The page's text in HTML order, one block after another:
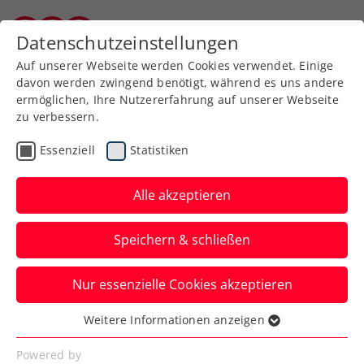
Zurück zur Newsübersicht
Turniere
Jugendturnier in
Mauthausen geht ins
Finalwochenende
Nach dem Einzel-Aus von Alexandra
Zimmer gibt es nur noch im Burschen-
Doppel heimische Titelchancen.
Verfasst von: , 12.08.2023
Datenschutzeinstellungen
Auf unserer Webseite werden Cookies verwendet. Einige
davon werden zwingend benötigt, während es uns andere
ermöglichen, Ihre Nutzererfahrung auf unserer Webseite
zu verbessern.
Essenziell Statistiken
Alle akzeptieren
Speichern & schließen
Nur essenzielle Cookies akzeptieren
Essenziell
Essenzielle Cookies werden für grundlegende
Weitere Informationen anzeigen
Powered by